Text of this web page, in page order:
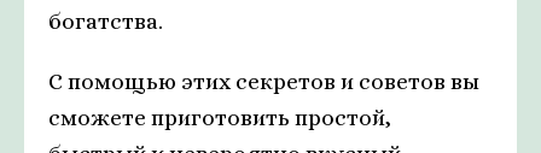
богатства.
С помощью этих секретов и советов вы
сможете приготовить простой,